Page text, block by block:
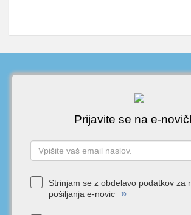
Prijavite se na e-
Strinjam se z obdelavo podatkov za
pošiljanja e-novic
»